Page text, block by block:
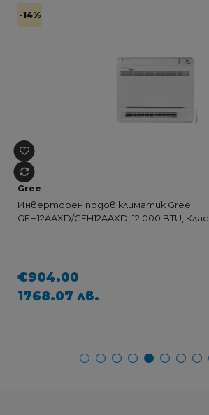
-14%
Gree
Инверторен подов климатик Gree
GEH12AAXD/GEH12AAXD, 12 000 BTU,
€904.00
1768.07 лв.